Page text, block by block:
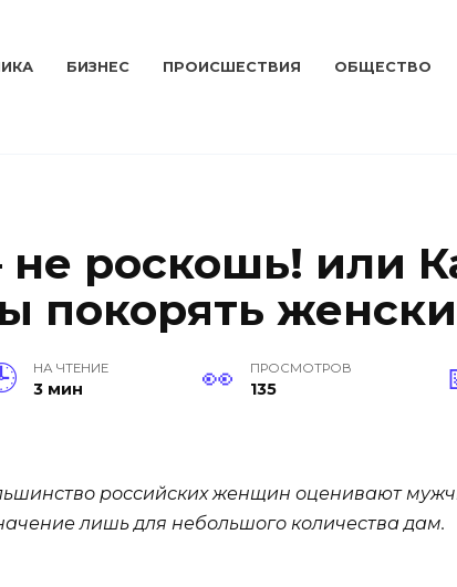
БИЗНЕС ПРОИСШЕСТВИЯ ОБЩЕСТВО
не роскошь! или
покорять
НА ЧТЕНИЕ
3 мин
ПРОСМОТРОВ
135
российских женщин оценивают
лишь для небольшого количества дам.